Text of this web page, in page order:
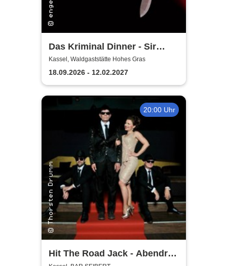
Das Kriminal Dinner - Sir
Williams Geheimnis
Kassel, Waldgaststätte Hohes Gras
18.09.2026 - 12.02.2027
20:00 Uhr
Hit The Road Jack - Abendrot